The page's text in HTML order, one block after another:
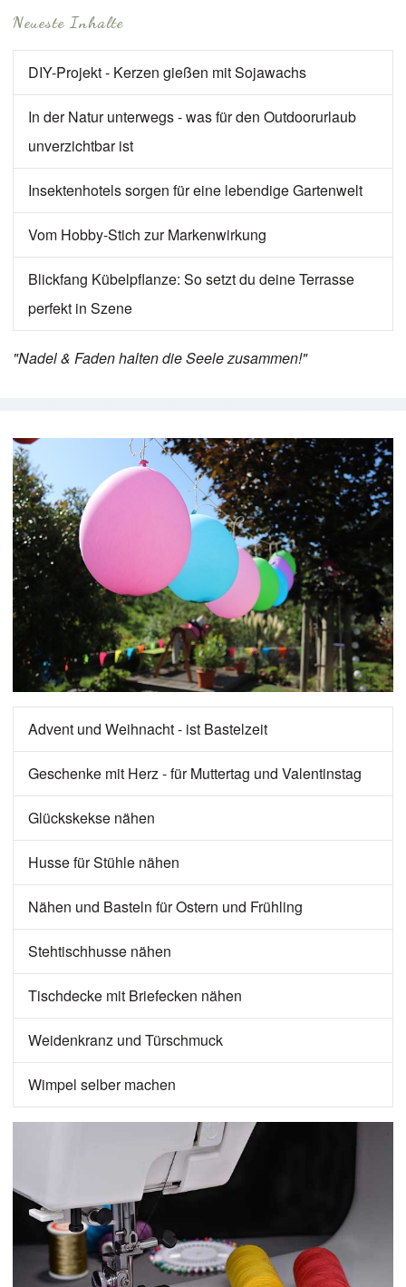
Neueste Inhalte
DIY-Projekt - Kerzen gießen mit Sojawachs
In der Natur unterwegs - was für den Outdoorurlaub
unverzichtbar ist
Insektenhotels sorgen für eine lebendige Gartenwelt
Vom Hobby-Stich zur Markenwirkung
Blickfang Kübelpflanze: So setzt du deine Terrasse
perfekt in Szene
"Nadel & Faden halten die Seele zusammen!"
Advent und Weihnacht - ist Bastelzeit
Geschenke mit Herz - für Muttertag und Valentinstag
Glückskekse nähen
Husse für Stühle nähen
Nähen und Basteln für Ostern und Frühling
Stehtischhusse nähen
Tischdecke mit Briefecken nähen
Weidenkranz und Türschmuck
Wimpel selber machen